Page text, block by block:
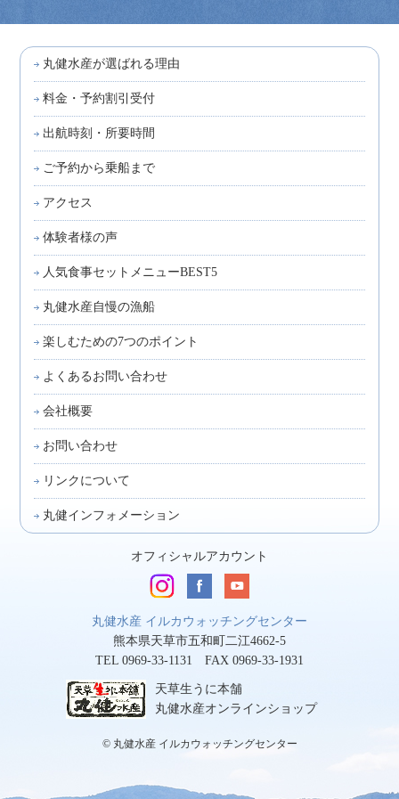
丸健水産が選ばれる理由
料金・予約割引受付
出航時刻・所要時間
ご予約から乗船まで
アクセス
体験者様の声
人気食事セットメニューBEST5
丸健水産自慢の漁船
楽しむための7つのポイント
よくあるお問い合わせ
会社概要
お問い合わせ
リンクについて
丸健インフォメーション
オフィシャルアカウント
丸健水産 イルカウォッチングセンター
熊本県天草市五和町二江4662-5
TEL 0969-33-1131 FAX 0969-33-1931
天草生うに本舗
丸健水産オンラインショップ
© 丸健水産 イルカウォッチングセンター